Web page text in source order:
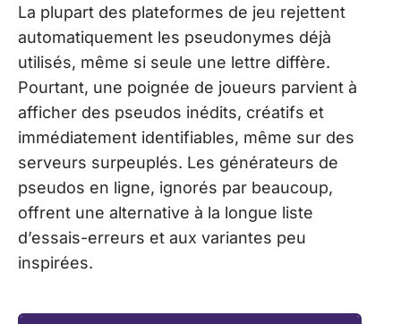
La plupart des plateformes de jeu rejettent
automatiquement les pseudonymes déjà
utilisés, même si seule une lettre diffère.
Pourtant, une poignée de joueurs parvient à
afficher des pseudos inédits, créatifs et
immédiatement identifiables, même sur des
serveurs surpeuplés. Les générateurs de
pseudos en ligne, ignorés par beaucoup,
offrent une alternative à la longue liste
d’essais-erreurs et aux variantes peu
inspirées.